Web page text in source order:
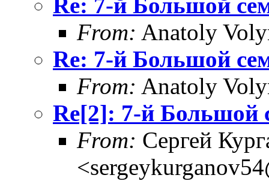
Re: 7-й Большой
From: Anatoly
Re: 7-й Большой
From: Anatoly
Re[2]: 7-й Большой
From: Сергей